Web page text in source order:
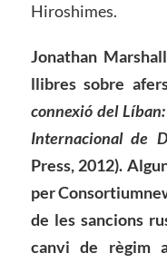
Hiroshimes.
Jonathan
llibres sobre
connexió del
Internacional de
Press, 2012).
per
de les sancions
canvi de règim